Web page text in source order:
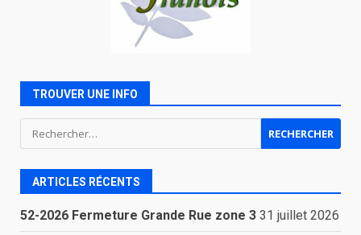
TROUVER UNE INFO
Rechercher :
ARTICLES RÉCENTS
52-2026 Fermeture Grande Rue zone 3 31 juillet 2026